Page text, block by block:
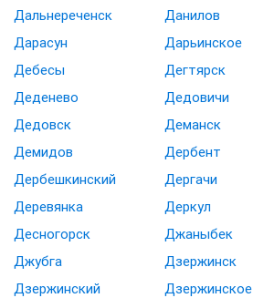
Дальнереченск
Данилов
Дарасун
Дарьинское
Дебесы
Дегтярск
Деденево
Дедовичи
Дедовск
Деманск
Демидов
Дербент
Дербешкинский
Дергачи
Деревянка
Деркул
Десногорск
Джаныбек
Джубга
Дзержинск
Дзержинский
Дзержинское